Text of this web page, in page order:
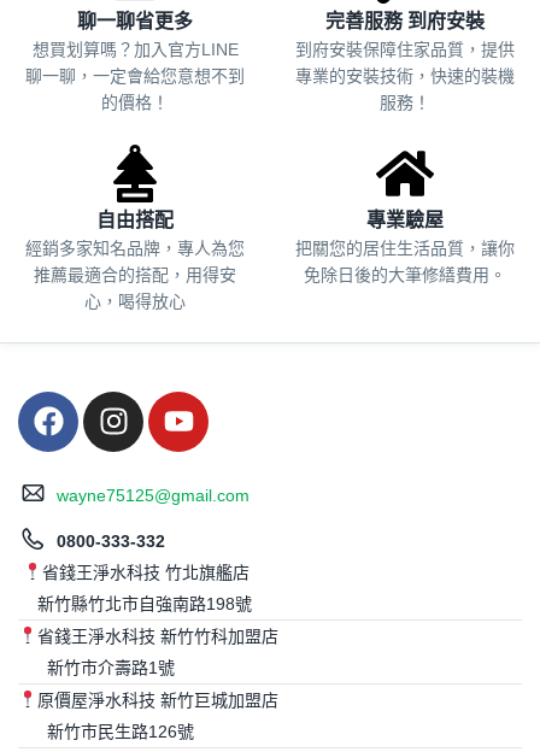
聊一聊省更多
想買划算嗎？加入官方LINE
聊一聊，一定會給您意想不到
的價格！
完善服務 到府安裝
到府安裝保障住家品質，提供
專業的安裝技術，快速的裝機
服務！
自由搭配
經銷多家知名品牌，專人為您
推薦最適合的搭配，用得安
心，喝得放心
專業驗屋
把關您的居住生活品質， 讓你
免除日後的大筆修繕費用。
wayne75125@gmail.com
0800-333-332
省錢王淨水科技 竹北旗艦店
新竹縣竹北市自強南路198號
省錢王淨水科技 新竹竹科加盟店
新竹市介壽路1號
原價屋淨水科技 新竹巨城加盟店
新竹市民生路126號